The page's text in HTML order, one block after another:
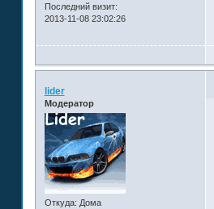
Последний визит:
2013-11-08 23:02:26
lider
Модератор
Откуда: Дома